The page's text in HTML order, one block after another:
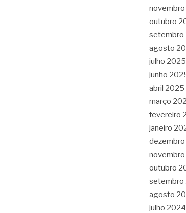
outubro
setembro
agosto
julho 2025
junho
abril 2025
março
fevereiro
janeiro
outubro
setembro
agosto
julho 2024